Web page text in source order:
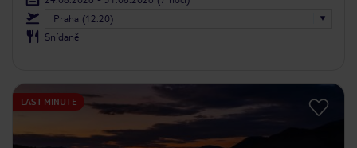
Praha (12:20)
Snídaně
LAST MINUTE